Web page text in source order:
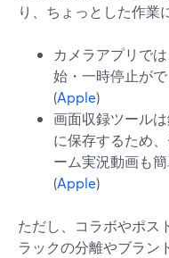
り、ちょっとした作業
カメラアプリで
始・一時停止が
(Apple)
画面収録ツール
に保存するため
ーム実況動画も
(Apple)
ただし、コラボやポス
ラックの分離やブラン